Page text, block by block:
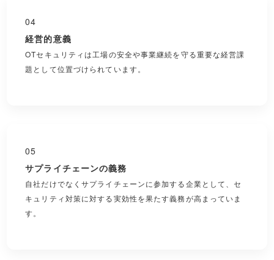
04
経営的意義
OTセキュリティは工場の安全や事業継続を守る重要な経営課
題として位置づけられています。
05
サプライチェーンの義務
自社だけでなくサプライチェーンに参加する企業として、セ
キュリティ対策に対する実効性を果たす義務が高まっていま
す。